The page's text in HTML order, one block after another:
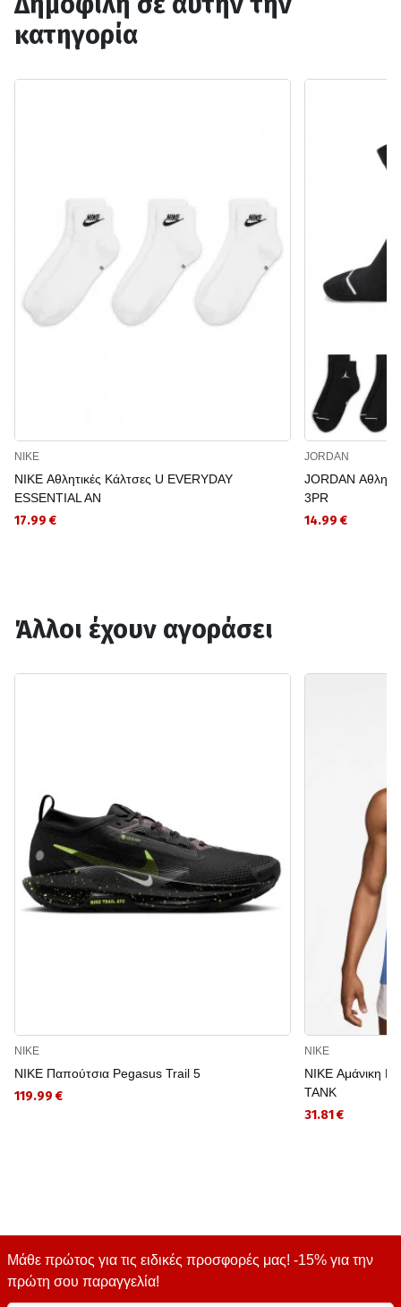
κατηγορία
NIKE
NIKE Αθλητικές Κάλτσες U EVERYDAY
ESSENTIAL AN
17.99 €
JORDAN
JORDAN
3PR
14.99 €
Άλλοι έχουν αγοράσει
NIKE
NIKE Παπούτσια Pegasus Trail 5
119.99 €
NIKE
NIKE Αμάνικη
TANK
31.81 €
Μάθε πρώτος για τις ειδικές προσφορές μας! -15% για την
πρώτη σου παραγγελία!